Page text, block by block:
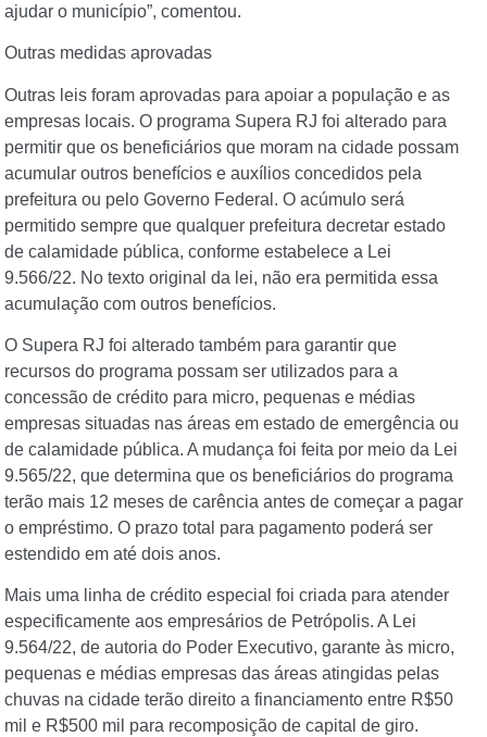
ajudar o município”, comentou.
Outras medidas aprovadas
Outras leis foram aprovadas para apoiar a população e as
empresas locais. O programa Supera RJ foi alterado para
permitir que os beneficiários que moram na cidade possam
acumular outros benefícios e auxílios concedidos pela
prefeitura ou pelo Governo Federal. O acúmulo será
permitido sempre que qualquer prefeitura decretar estado
de calamidade pública, conforme estabelece a Lei
9.566/22. No texto original da lei, não era permitida essa
acumulação com outros benefícios.
O Supera RJ foi alterado também para garantir que
recursos do programa possam ser utilizados para a
concessão de crédito para micro, pequenas e médias
empresas situadas nas áreas em estado de emergência ou
de calamidade pública. A mudança foi feita por meio da Lei
9.565/22, que determina que os beneficiários do programa
terão mais 12 meses de carência antes de começar a pagar
o empréstimo. O prazo total para pagamento poderá ser
estendido em até dois anos.
Mais uma linha de crédito especial foi criada para atender
especificamente aos empresários de Petrópolis. A Lei
9.564/22, de autoria do Poder Executivo, garante às micro,
pequenas e médias empresas das áreas atingidas pelas
chuvas na cidade terão direito a financiamento entre R$50
mil e R$500 mil para recomposição de capital de giro.